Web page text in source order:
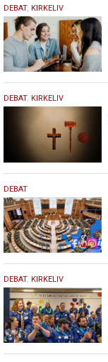
18.
maj
2026
DEBAT, KIRKELIV
18.
2026
DEBAT, KIRKELIV
18.
maj
2026
DEBAT
18.
maj
2026
DEBAT, KIRKELIV